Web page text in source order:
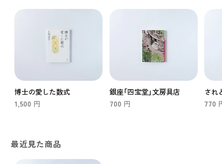
博士の愛した数式
1,500 円
銀座「四宝堂」文房具店
700 円
され
770
最近見た商品